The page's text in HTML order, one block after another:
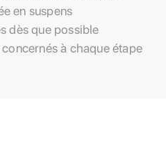
en suspens
dès que possible
à chaque étape